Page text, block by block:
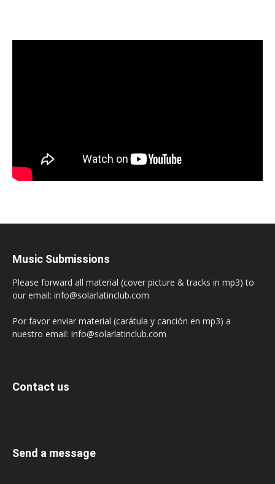
Music Submissions
Please forward all material (cover picture & tracks in mp3) to
our email: info@solarlatinclub.com
Por favor enviar material (carátula y canción en mp3) a
nuestro email: info@solarlatinclub.com
Contact us
Send a message